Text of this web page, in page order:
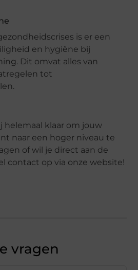
is er een
en hygiëne bij
Dit omvat alles van
tot
helemaal klaar om jouw
naar een hoger niveau te
of wil je direct aan de
contact op via onze website!
vragen